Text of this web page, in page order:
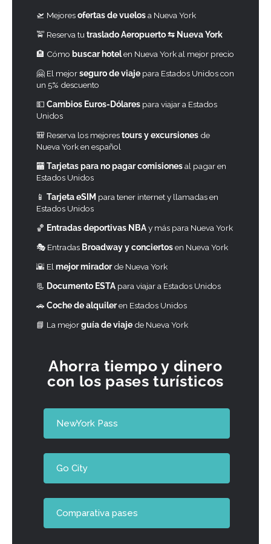
🛫 Mejoresofertas de vuelosa Nueva York
🚖 Reserva tu traslado Aeropuerto ⇆ Nueva York
🏨 Cómo buscar hotelen Nueva York al mejor precio
🤗 El mejorseguro de viaje para Estados Unidos con
un 5% descuento
💵 Cambios Euros-Dólares para viajar a Estados
Unidos
🎒 Reserva los mejorestours y excursiones de
Nueva York en español
🏧 Tarjetas para no pagar comisionesal pagar en
Estados Unidos
📱 Tarjeta eSIM para tener internet y llamadas en
Estados Unidos
🏀 Entradas deportivas NBAy más para Nueva York
🎭 Entradas Broadway y conciertosen Nueva York
🌇 El mejor miradorde Nueva York
📃 Documento ESTA para viajar a Estados Unidos
🚗 Coche de alquileren Estados Unidos
📘 La mejorguía de viaje de Nueva York
Ahorra tiempo y dinero
con los pases turísticos
NewYork Pass
Go City
Comparativa pases